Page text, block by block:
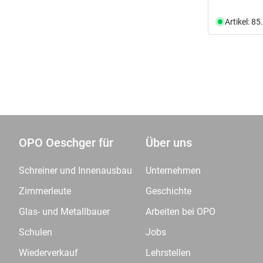
Artikel:
OPO Oeschger für
Schreiner und Innenausbau
Zimmerleute
Glas- und Metallbauer
Schulen
Wiederverkauf
Über uns
Unternehmen
Geschichte
Arbeiten bei OPO
Jobs
Lehrstellen